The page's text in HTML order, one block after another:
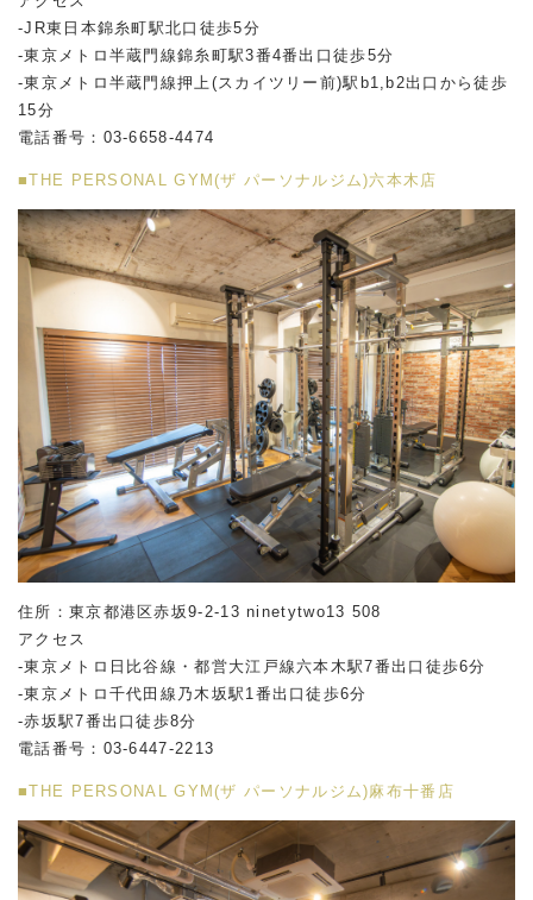
-JR東日本錦糸町駅北口徒歩5分
-東京メトロ半蔵門線錦糸町駅3番4番出口徒歩5分
-東京メトロ半蔵門線押上(スカイツリー前)駅b1,b2出口から徒歩
15分
電話番号：03-6658-4474
■THE PERSONAL GYM(ザ パーソナルジム)六本木店
住所：東京都港区赤坂9-2-13 ninetytwo13 508
アクセス
-東京メトロ日比谷線・都営大江戸線六本木駅7番出口徒歩6分
-東京メトロ千代田線乃木坂駅 1 番出口徒歩6分
-赤坂駅7番出口徒歩8分
電話番号： 03-6447-2213
■THE PERSONAL GYM(ザ パーソナルジム)麻布十番店